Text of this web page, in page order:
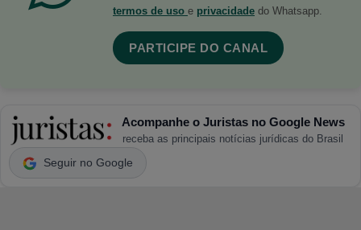
termos de uso e privacidade do Whatsapp.
PARTICIPE DO CANAL
Acompanhe o Juristas no Google News
receba as principais notícias jurídicas do Brasil
Seguir no Google